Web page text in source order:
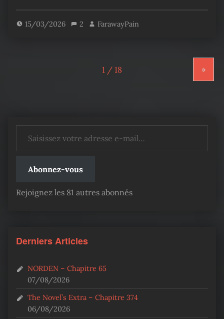
15/03/2026 2 FarawayPain
»
Abonnez-vous
Rejoignez les 81 autres abonnés
Derniers Articles
NORDEN – Chapitre 65
07/08/2026
The Novel’s Extra – Chapitre 374
06/08/2026